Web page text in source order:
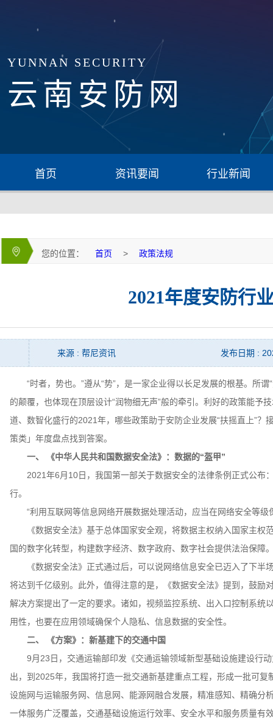
YUNNAN SECURITY
云南安防网
首页 资讯要闻 行业新闻
您的位置： 首页 > 政策法规
2021年度安防行
来源 : 帮尼资讯 发布日期 :
“时者，势也。”遵从“势”，是一家企业得以长足发展的根基。所谓
的颠覆，也体现在顶层设计“润物细无声”般的牵引。利好的政策能予
道、数智化盛行的2021年，哪些政策助于安防企业发展“扶摇直上”
策类」年度盘点找到答案。
一、 《中华人民共和国数据安全法》：数据的“盔甲”
2021年6月10日，我国第一部关于数据安全的法律条例正式公布
行。
“利用互联网等信息网络开展数据处理活动，应当在网络安全等级
《数据安全法》基于总体国家安全观，将数据主权纳入国家主权
国的数字化转型，构建数字经济、数字政府、数字社会提供法治保障
《数据安全法》正式通过后，可以说网络信息安全已迈入了下半
将达到千亿级别。此外，值得注意的是，《数据安全法》提到，鼓励
解决方案提出了一定的要求。诸如，视频监控系统、出入口控制系统
用性，也要在应用领域确保个人隐私、信息数据的安全性。
二、 《方案》：新基建下的交通中国
9月23日，交通运输部印发《交通运输领域新型基础设施建设行
出，到2025年，我国将打造一批交通新基建重点工程，形成一批可
设施网与运输服务网、信息网、能源网融合发展，精准感知、精确分
一体服务广泛覆盖，交通基础设施运行效率、安全水平和服务质量有